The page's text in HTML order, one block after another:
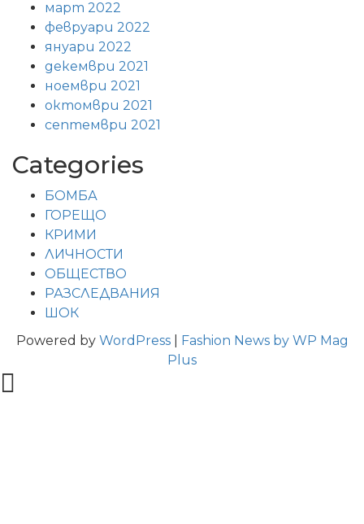
март 2022
февруари 2022
януари 2022
декември 2021
ноември 2021
октомври 2021
септември 2021
Categories
БОМБА
ГОРЕЩО
КРИМИ
ЛИЧНОСТИ
ОБЩЕСТВО
РАЗСЛЕДВАНИЯ
ШОК
Powered by WordPress| Fashion News by WP Mag
Plus